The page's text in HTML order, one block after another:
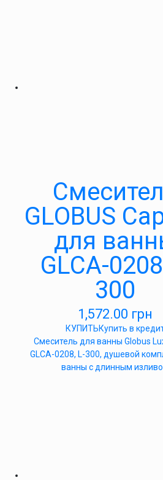
GLOBUS
для
GLCA-
300
1,572.00 грн
КУПИТЬКупить в
Смеситель для ванны Globus
GLCA-0208, L-300, душевой
ванны с длинным